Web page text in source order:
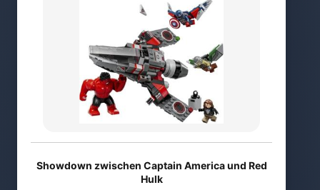
Showdown zwischen Captain America und Red
Hulk